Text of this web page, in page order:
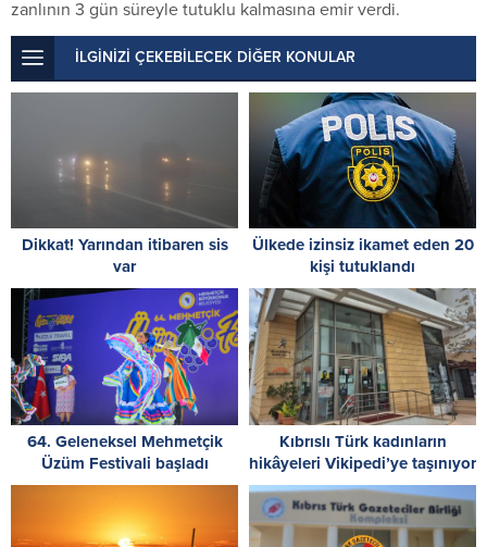
zanlının 3 gün süreyle tutuklu kalmasına emir verdi.
İLGİNİZİ ÇEKEBİLECEK DİĞER KONULAR
Dikkat! Yarından itibaren sis
var
Ülkede izinsiz ikamet eden 20
kişi tutuklandı
64. Geleneksel Mehmetçik
Üzüm Festivali başladı
Kıbrıslı Türk kadınların
hikâyeleri Vikipedi’ye taşınıyor